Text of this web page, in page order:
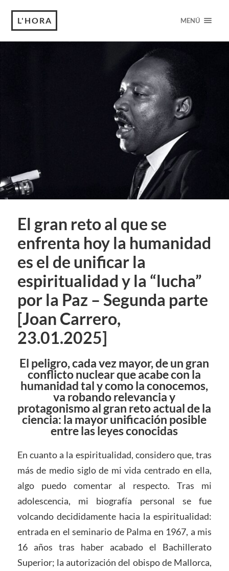
L'HORA MENÚ
El gran reto al que se
enfrenta hoy la humanidad
es el de unificar la
espiritualidad y la “lucha”
por la Paz – Segunda parte
[Joan Carrero,
23.01.2025]
El peligro, cada vez mayor, de un gran
conflicto nuclear que acabe con la
humanidad tal y como la conocemos,
va robando relevancia y
protagonismo al gran reto actual de la
ciencia: la mayor unificación posible
entre las leyes conocidas
En cuanto a la espiritualidad, considero que, tras
más de medio siglo de mi vida centrado en ella,
algo puedo comentar al respecto. Tras mi
adolescencia, mi biografía personal se fue
volcando decididamente hacia la espiritualidad:
entrada en el seminario de Palma en 1967, a mis
16 años tras haber acabado el Bachillerato
Superior; la autorización del obispo de Mallorca,